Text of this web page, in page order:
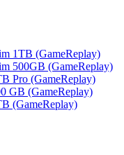
1TB (GameReplay)
500GB (GameReplay)
Pro (GameReplay)
GB (GameReplay)
(GameReplay)